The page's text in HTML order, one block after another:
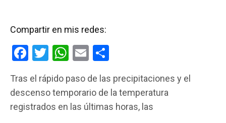
Compartir en mis redes:
F
ce
b
T
tt
er
W
at
s
E
ail m
p
Tras el rápido paso de las precipitaciones y el
descenso temporario de la temperatura
registrados en las últimas horas, las